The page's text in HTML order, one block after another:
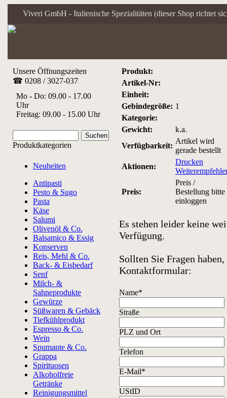
Viveri GmbH - Italienische Spezialitäten (dieser Shop richtet
Unsere Öffnungszeiten
☎ 0208 / 3027-037
Mo - Do: 09.00 - 17.00
Uhr
Freitag: 09.00 - 15.00 Uhr
Produktkategorien
Neuheiten
Antipasti
Pesto & Sugo
Pasta
Käse
Salumi
Olivenöl & Co.
Balsamico & Essig
Konserven
Reis, Mehl & Co.
Back- & Eisbedarf
Senf
Milch- &
Sahneprodukte
Gewürze
Süßwaren & Gebäck
Tiefkühlprodukt
Espresso & Co.
Wein
Spumante & Co.
Grappa
Spirituosen
Alkoholfreie
Getränke
Reinigungsmittel
Produkt:
Artikel-Nr:
Einheit:
Gebindegröße: 1
Kategorie:
Gewicht:
k.a.
Verfügbarkeit:
Artikel wird
gerade bestellt
Aktionen:
Drucken
Preis:
Preis /
Bestellung bitte
einloggen
Es stehen leider keine
Verfügung.
Sollten Sie Fragen
Kontaktformular:
Name*
Straße
PLZ und Ort
Telefon
E-Mail*
UStID